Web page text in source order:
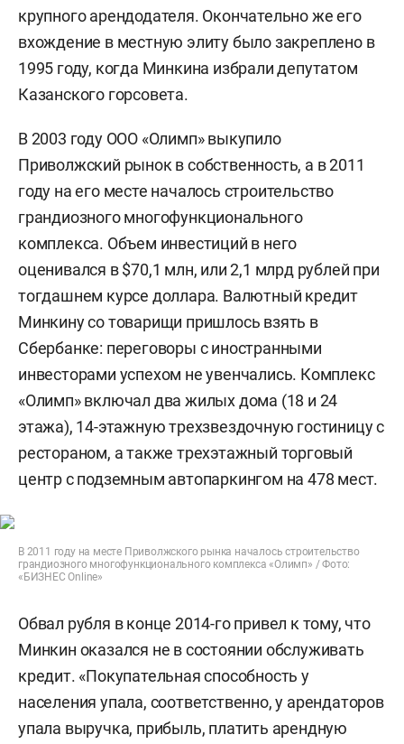
крупного арендодателя. Окончательно же его
вхождение в местную элиту было закреплено в
1995 году, когда Минкина избрали депутатом
Казанского горсовета.
В 2003 году ООО «Олимп» выкупило
Приволжский рынок в собственность, а в 2011
году на его месте началось строительство
грандиозного многофункционального
комплекса. Объем инвестиций в него
оценивался в $70,1 млн, или 2,1 млрд рублей при
тогдашнем курсе доллара. Валютный кредит
Минкину со товарищи пришлось взять в
Сбербанке: переговоры с иностранными
инвесторами успехом не увенчались. Комплекс
«Олимп» включал два жилых дома (18 и 24
этажа), 14-этажную трехзвездочную гостиницу с
рестораном, а также трехэтажный торговый
центр с подземным автопаркингом на 478 мест.
В 2011 году на месте Приволжского рынка началось строительство
грандиозного многофункционального комплекса «Олимп» / Фото:
«БИЗНЕС Online»
Обвал рубля в конце 2014-го привел к тому, что
Минкин оказался не в состоянии обслуживать
кредит. «Покупательная способность у
населения упала, соответственно, у арендаторов
упала выручка, прибыль, платить арендную